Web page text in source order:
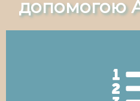
допомогою